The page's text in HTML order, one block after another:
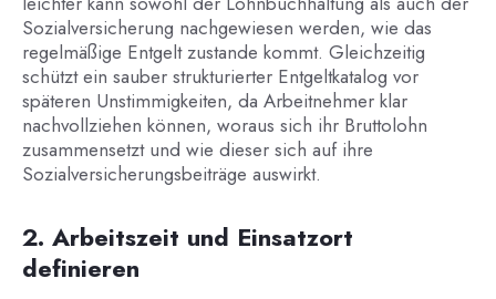
Sozialversicherung nachgewiesen werden, wie das
regelmäßige Entgelt zustande kommt. Gleichzeitig
schützt ein sauber strukturierter Entgeltkatalog vor
späteren Unstimmigkeiten, da Arbeitnehmer klar
nachvollziehen können, woraus sich ihr Bruttolohn
zusammensetzt und wie dieser sich auf ihre
Sozialversicherungsbeiträge auswirkt.
2. Arbeitszeit und Einsatzort
definieren